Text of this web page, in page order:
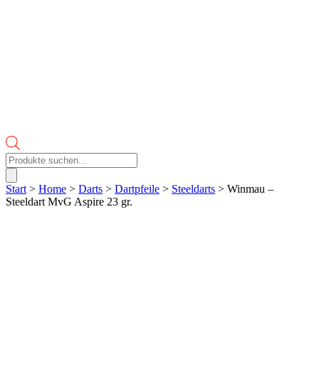
Products
search
Start > Home > Darts > Dartpfeile > Steeldarts > Winmau –
Steeldart MvG Aspire 23 gr.